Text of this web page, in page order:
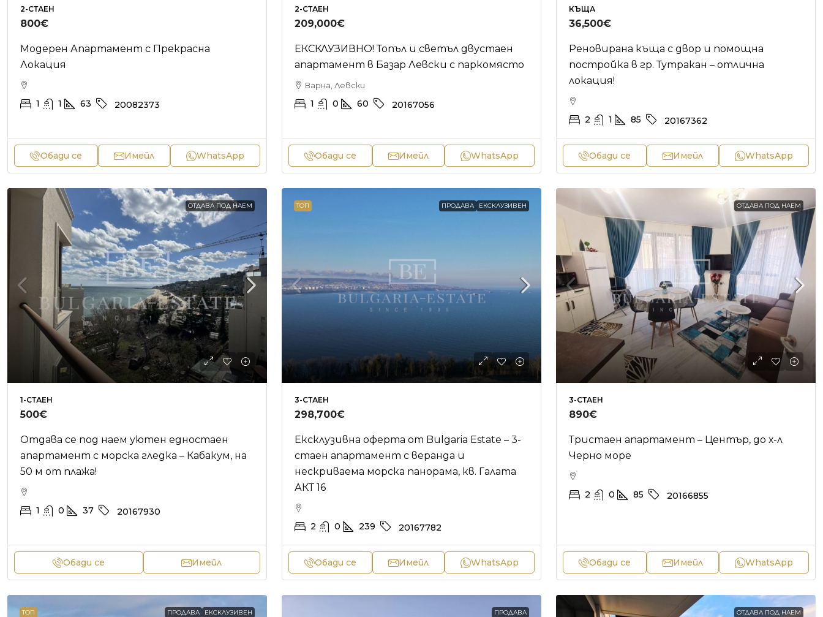
2-СТАЕН
800€
Модерен Апартамент с Прекрасна
Локация
1 1 63 20082373
Обади се Имейл WhatsApp
2-СТАЕН
209,000€
ЕКСКЛУЗИВНО! Топъл и светъл двустаен
апартамент в Базар Левски с паркомясто
Варна, Левски
1 0 60 20167056
Обади се Имейл WhatsApp
КЪЩА
36,500€
Реновирана къща с двор и помощна
постройка в гр. Тутракан – отлична
локация!
2 1 85 20167362
Обади се Имейл WhatsApp
ОТДАВА ПОД НАЕМ
1-СТАЕН
500€
Отдава се под наем уютен едностаен
апартамент с морска гледка – Кабакум, на
50 м от плажа!
1 0 37 20167930
Обади се Имейл
ТОП ПРОДАВА ЕКСКЛУЗИВЕН
3-СТАЕН
298,700€
Ексклузивна оферта от Bulgaria Estate – 3-
стаен апартамент с веранда и
нескриваема морска панорама, кв. Галата
АКТ 16
2 0 239 20167782
Обади се Имейл WhatsApp
ОТДАВА ПОД НАЕМ
3-СТАЕН
890€
Тристаен апартамент – Център, до х-л
Черно море
2 0 85 20166855
Обади се Имейл WhatsApp
ТОП ПРОДАВА ЕКСКЛУЗИВЕН ПРОДАВА ОТДАВА ПОД НАЕМ